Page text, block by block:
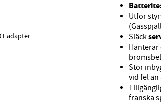
adapter
Utför
Släck
Stor
vid fel
franska